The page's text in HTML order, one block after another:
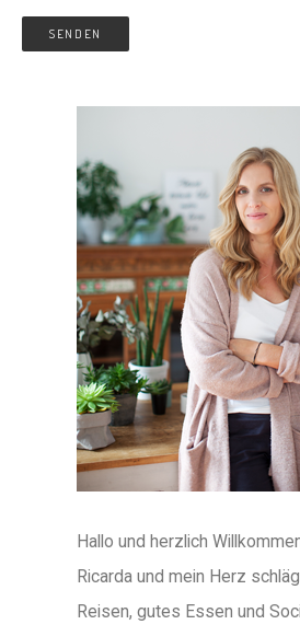
Hallo und herzlich
Ricarda und mein Herz
Reisen, gutes Essen und